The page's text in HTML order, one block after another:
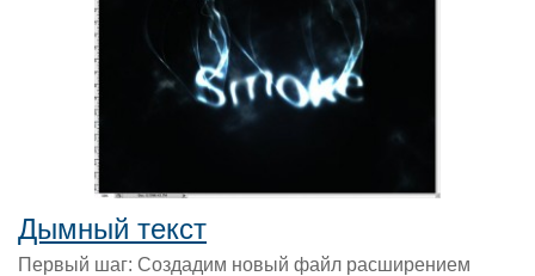
Дымный текст
Первый шаг: Создадим новый файл расширением